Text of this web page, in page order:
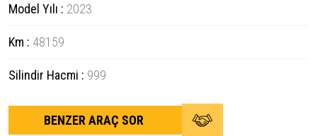
Model Yılı : 2023
Km : 48159
Silindir Hacmi : 999
BENZER ARAÇ SOR